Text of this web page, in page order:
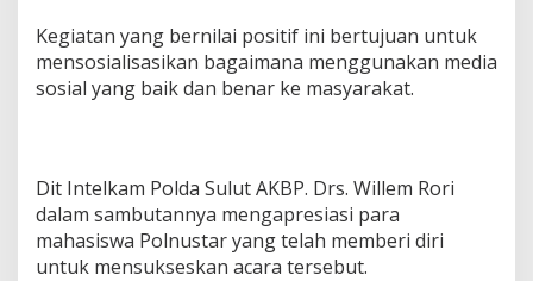
x
Kegiatan yang bernilai positif ini bertujuan untuk
mensosialisasikan bagaimana menggunakan media
sosial yang baik dan benar ke masyarakat.
Dit Intelkam Polda Sulut AKBP. Drs. Willem Rori
dalam sambutannya mengapresiasi para
mahasiswa Polnustar yang telah memberi diri
untuk mensukseskan acara tersebut.